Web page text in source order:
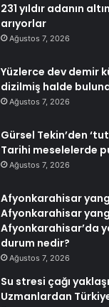
231 yıldır adanın
arıyorlar
Ağustos 7, 2026
Yüzlerce dev demir
dizilmiş halde
Ağustos 7, 2026
Gürsel Tekin’den
Tarihi meselelerde
Ağustos 7, 2026
Afyonkarahisar
Afyonkarahisar
Afyonkarahisar’da
durum nedir?
Ağustos 7, 2026
Su stresi çağı
Uzmanlardan